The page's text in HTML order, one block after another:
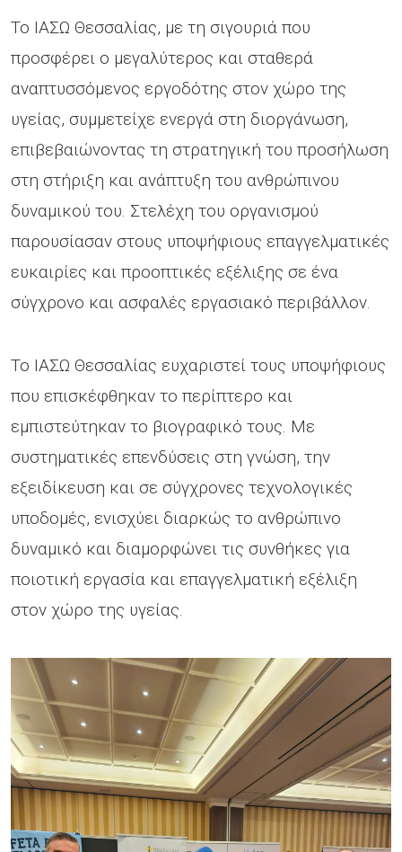
Το ΙΑΣΩ Θεσσαλίας, με τη σιγουριά που
προσφέρει ο μεγαλύτερος και σταθερά
αναπτυσσόμενος εργοδότης στον χώρο της
υγείας, συμμετείχε ενεργά στη διοργάνωση,
επιβεβαιώνοντας τη στρατηγική του προσήλωση
στη στήριξη και ανάπτυξη του ανθρώπινου
δυναμικού του. Στελέχη του οργανισμού
παρουσίασαν στους υποψήφιους επαγγελματικές
ευκαιρίες και προοπτικές εξέλιξης σε ένα
σύγχρονο και ασφαλές εργασιακό περιβάλλον.
Το ΙΑΣΩ Θεσσαλίας ευχαριστεί τους υποψήφιους
που επισκέφθηκαν το περίπτερο και
εμπιστεύτηκαν το βιογραφικό τους. Με
συστηματικές επενδύσεις στη γνώση, την
εξειδίκευση και σε σύγχρονες τεχνολογικές
υποδομές, ενισχύει διαρκώς το ανθρώπινο
δυναμικό και διαμορφώνει τις συνθήκες για
ποιοτική εργασία και επαγγελματική εξέλιξη
στον χώρο της υγείας.